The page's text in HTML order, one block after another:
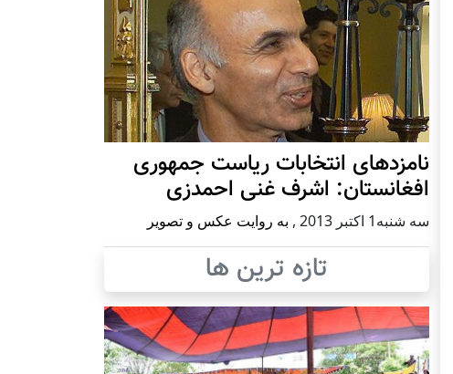
نامزدهای انتخابات ریاست جمهوری
افغانستان: اشرف غنی احمدزی
سه شنبه1 اكتبر 2013 , به روایت عکس و تصویر
تازه ترین ها